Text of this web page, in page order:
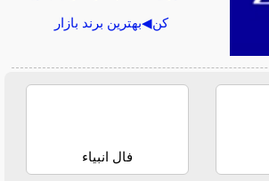
کن◀بهترین برند بازار
فال انبیاء